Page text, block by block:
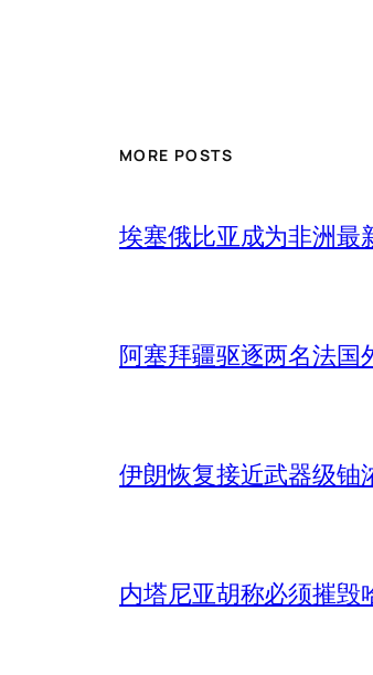
MORE POSTS
埃塞俄比亚成为非洲最
阿塞拜疆驱逐两名法国
伊朗恢复接近武器级铀
内塔尼亚胡称必须摧毁